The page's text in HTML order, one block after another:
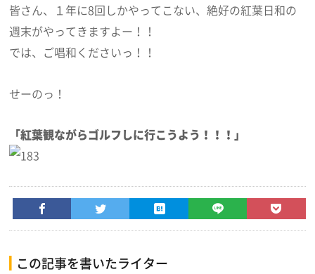
皆さん、１年に8回しかやってこない、絶好の紅葉日和の
週末がやってきますよー！！
では、ご唱和くださいっ！！
せーのっ！
「紅葉観ながらゴルフしに行こうよう！！！」
この記事を書いたライター